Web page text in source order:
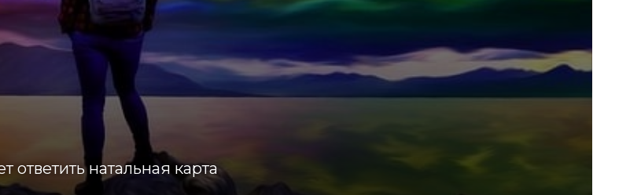
натальная карта